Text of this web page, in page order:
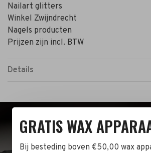
Nailart glitters
Winkel Zwijndrecht
Nagels producten
Prijzen zijn incl. BTW
Details
BEZOEK DE
GRATIS WAX
Bij besteding boven €50,00 wax